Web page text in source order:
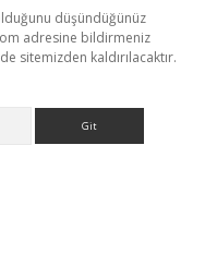
düşündüğünüz
adresine bildirmeniz
sitemizden kaldırılacaktır.